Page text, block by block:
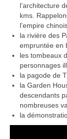
Menu
l’architecture
kms.
l’empire
la rivière des
empruntée en
les tombeaux
personnages
la pagode de
la Garden
descendants
nombreuses
la